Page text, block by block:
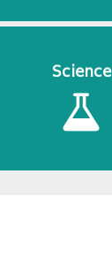
Science